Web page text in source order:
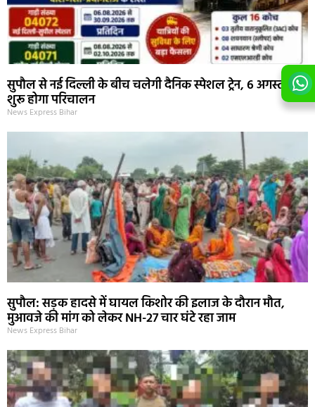
सुपौल से नई दिल्ली के बीच चलेगी दैनिक स्पेशल ट्रेन, 6 अगस्त से
शुरू होगा परिचालन
News Express Bihar
सुपौल: सड़क हादसे में घायल किशोर की इलाज के दौरान मौत,
मुआवजे की मांग को लेकर NH-27 चार घंटे रहा जाम
News Express Bihar